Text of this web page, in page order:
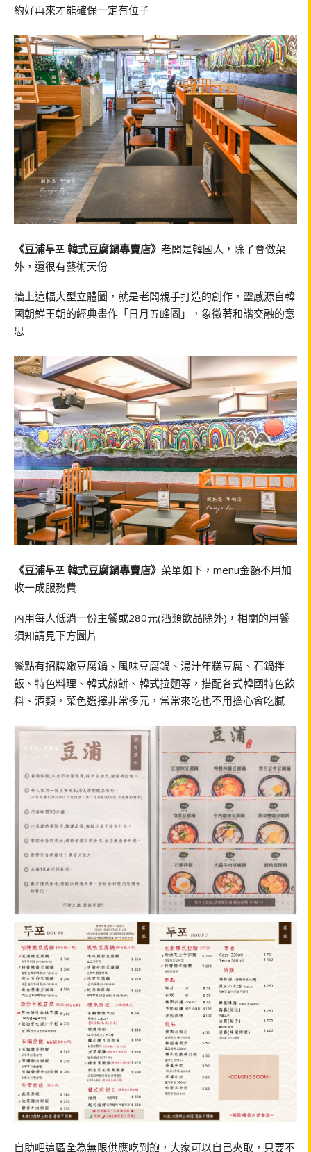
約好再來才能確保一定有位子
《豆浦두포 韓式豆腐鍋專賣店》 老闆是韓國人，除了會做菜
外，還很有藝術天份
牆上這幅大型立體圖，就是老闆親手打造的創作，靈感源自韓
國朝鮮王朝的經典畫作「日月五峰圖」，象徵著和諧交融的意
思
《豆浦두포 韓式豆腐鍋專賣店》 菜單如下，menu金額不用加
收一成服務費
內用每人低消一份主餐或280元(酒類飲品除外)，相關的用餐
須知請見下方圖片
餐點有招牌嫩豆腐鍋、風味豆腐鍋、湯汁年糕豆腐、石鍋拌
飯、特色料理、韓式煎餅、韓式拉麵等，搭配各式韓國特色飲
料、酒類，菜色選擇非常多元，常常來吃也不用擔心會吃膩
自助吧這區全為無限供應吃到飽，大家可以自己夾取，只要不